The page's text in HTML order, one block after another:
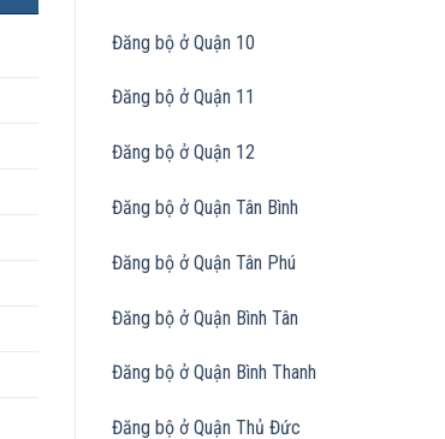
Đăng bộ ở Quận 10
Đăng bộ ở Quận 11
Đăng bộ ở Quận 12
Đăng bộ ở Quận Tân Bình
Đăng bộ ở Quận Tân Phú
Đăng bộ ở Quận Bình Tân
Đăng bộ ở Quận Bình Thanh
Đăng bộ ở Quận Thủ Đức